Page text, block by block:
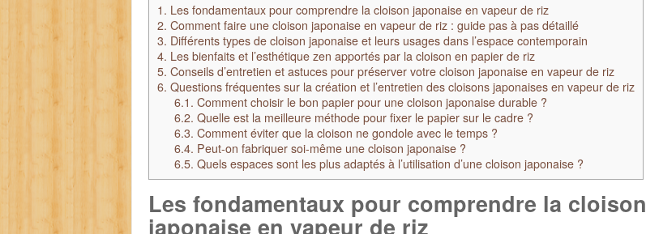
1. Les fondamentaux pour comprendre la cloison japonaise en vapeur de riz
2. Comment faire une cloison japonaise en vapeur de riz : guide pas à pas détaillé
3. Différents types de cloison japonaise et leurs usages dans l’espace contemporain
4. Les bienfaits et l’esthétique zen apportés par la cloison en papier de riz
5. Conseils d’entretien et astuces pour préserver votre cloison japonaise en vapeur de riz
6. Questions fréquentes sur la création et l’entretien des cloisons japonaises en vapeur de riz
6.1. Comment choisir le bon papier pour une cloison japonaise durable ?
6.2. Quelle est la meilleure méthode pour fixer le papier sur le cadre ?
6.3. Comment éviter que la cloison ne gondole avec le temps ?
6.4. Peut-on fabriquer soi-même une cloison japonaise ?
6.5. Quels espaces sont les plus adaptés à l’utilisation d’une cloison japonaise ?
Les fondamentaux pour comprendre la cloison
japonaise en vapeur de riz